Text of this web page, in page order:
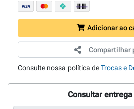
Adicionar ao
Compartilhar
Consulte nossa política deTrocas e
Consultar